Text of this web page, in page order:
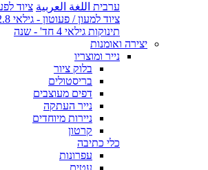
ערבית اللغة العربية ציוד
ציוד למעון / פעוטון - גילאי 1.9-2.8 שנה
תינוקות גילאי 4 חד' - שנה
יצירה ואומנות
נייר ומוצריו
בלוק ציור
בריסטולים
דפים מעוצבים
נייר העתקה
ניירות מיוחדים
קרטון
כלי כתיבה
עפרונות
עטים